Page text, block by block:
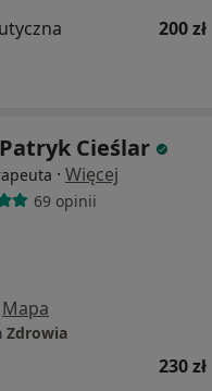
200 zł
Cieślar
· Więcej
69 opinii
Mapa
Zdrowia
230 zł